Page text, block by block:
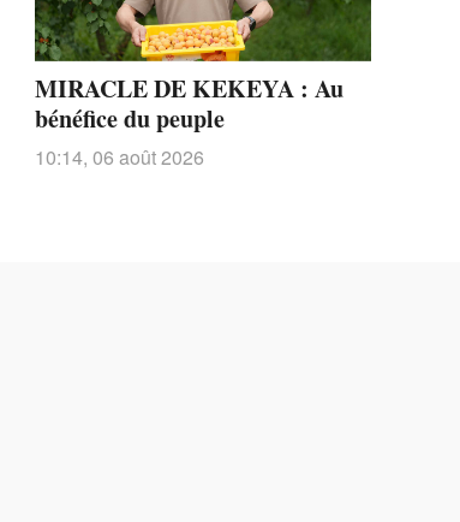
MIRACLE DE KEKEYA : Au
bénéfice du peuple
10:14, 06 août 2026